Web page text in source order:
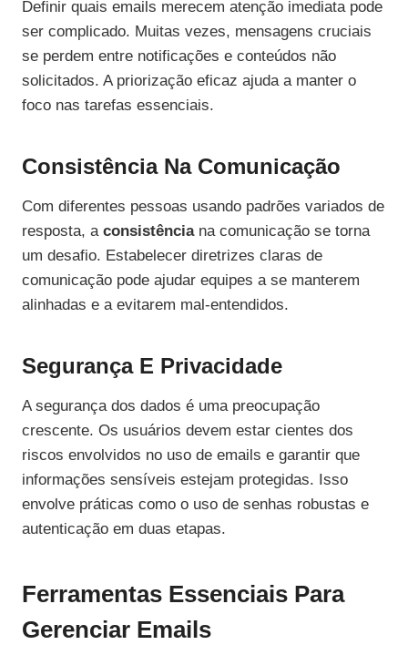
Definir quais emails merecem atenção imediata pode
ser complicado. Muitas vezes, mensagens cruciais
se perdem entre notificações e conteúdos não
solicitados. A priorização eficaz ajuda a manter o
foco nas tarefas essenciais.
Consistência Na Comunicação
Com diferentes pessoas usando padrões variados de
resposta, a consistênciana comunicação se torna
um desafio. Estabelecer diretrizes claras de
comunicação pode ajudar equipes a se manterem
alinhadas e a evitarem mal-entendidos.
Segurança E Privacidade
A segurança dos dados é uma preocupação
crescente. Os usuários devem estar cientes dos
riscos envolvidos no uso de emails e garantir que
informações sensíveis estejam protegidas. Isso
envolve práticas como o uso de senhas robustas e
autenticação em duas etapas.
Ferramentas Essenciais Para
Gerenciar Emails